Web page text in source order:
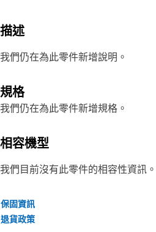
描述
我們仍在為此零件新增說明。
規格
我們仍在為此零件新增規格。
相容機型
我們目前沒有此零件的相容性資訊。
保固資訊
退貨政策